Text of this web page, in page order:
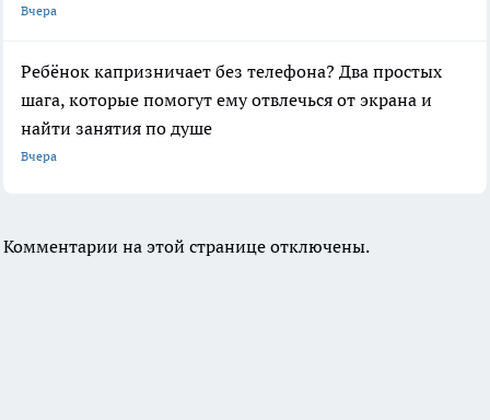
Вчера
Ребёнок капризничает без телефона? Два простых
шага, которые помогут ему отвлечься от экрана и
найти занятия по душе
Вчера
Комментарии на этой странице отключены.